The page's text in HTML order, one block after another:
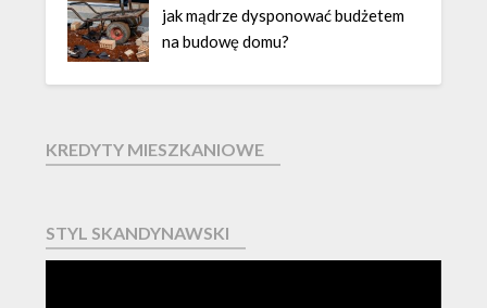
jak mądrze dysponować budżetem
na budowę domu?
KREDYTY MIESZKANIOWE
STYL SKANDYNAWSKI